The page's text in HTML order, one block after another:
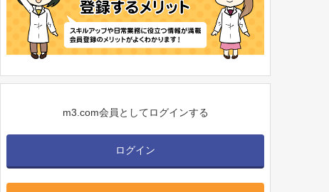
m3.com会員としてログインする
ログイン